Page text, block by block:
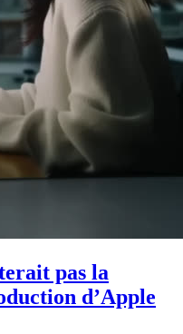
pas la
d’Apple